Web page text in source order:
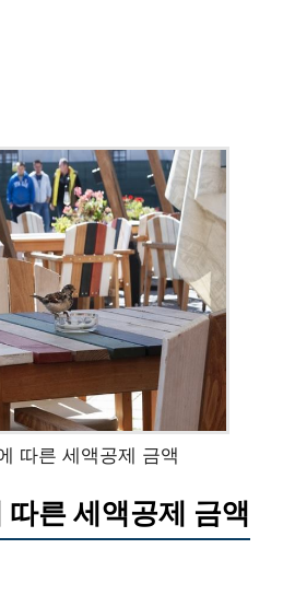
따른 세액공제 금액
른 세액공제 금액